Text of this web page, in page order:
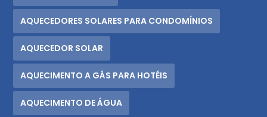
AQUECEDORES SOLARES PARA CONDOMÍNIOS
AQUECEDOR SOLAR
AQUECIMENTO A GÁS PARA HOTÉIS
AQUECIMENTO DE ÁGUA